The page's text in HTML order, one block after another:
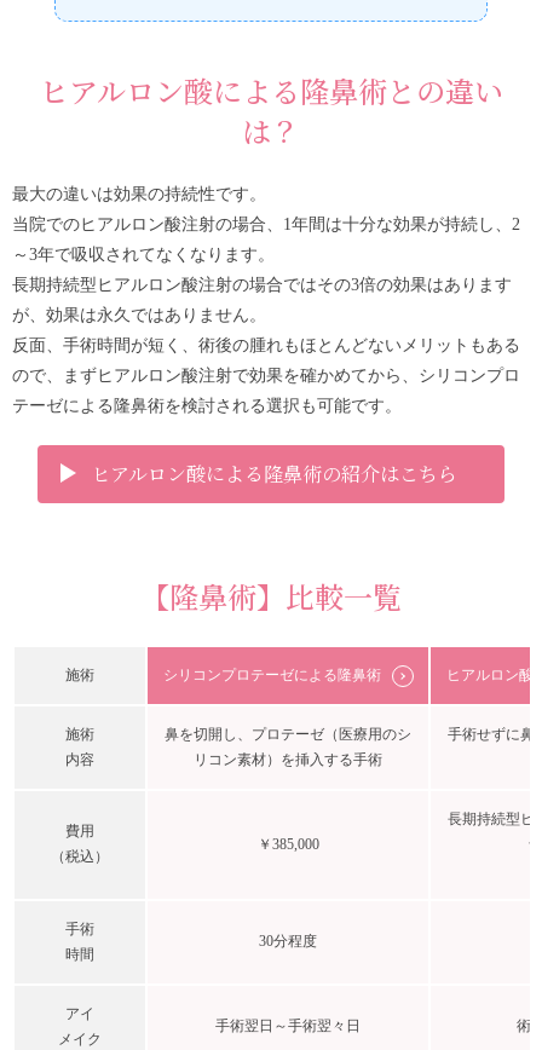
ヒアルロン酸による隆鼻術との違い
は？
最大の違いは効果の持続性です。
当院でのヒアルロン酸注射の場合、1年間は十分な効果が持続し、2
～3年で吸収されてなくなります。
長期持続型ヒアルロン酸注射の場合ではその3倍の効果はあります
が、効果は永久ではありません。
反面、手術時間が短く、術後の腫れもほとんどないメリットもある
ので、まずヒアルロン酸注射で効果を確かめてから、シリコンプロ
テーゼによる隆鼻術を検討される選択も可能です。
ヒアルロン酸による隆鼻術の紹介はこちら
【隆鼻術】比較一覧
施術 シリコンプロテーゼによる隆鼻術 ヒアルロン酸
施術
内容
鼻を切開し、プロテーゼ（医療用のシ
リコン素材）を挿入する手術
手術せずに鼻
費用
（税込）
￥385,000
長期持続型ヒ
手術
時間
30分程度
アイ
メイク
手術翌日～手術翌々日 術